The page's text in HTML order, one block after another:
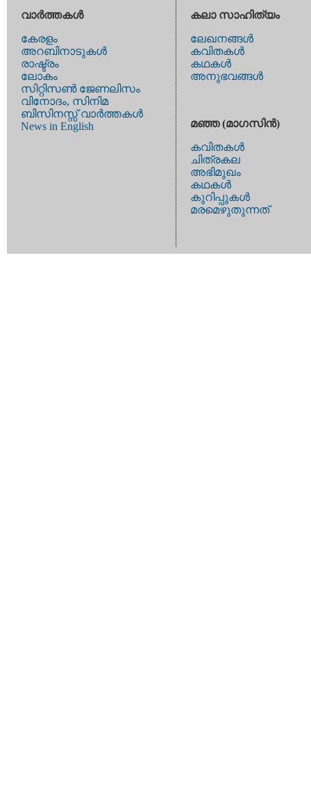
വാര്‍ത്തകള്‍
കേരളം
അറബിനാടുകള്‍
രാഷ്ട്രം
ലോകം
സിറ്റിസണ്‍ ജേണലിസം
വിനോദം, സിനിമ
ബിസിനസ്സ് വാര്‍ത്തകള്‍
News in English
കലാ സാഹിത്യം
ലേഖനങ്ങള്‍
കവിതകള്‍
കഥകള്‍
അനുഭവങ്ങള്‍
മഞ്ഞ (മാഗസിന്‍)
കവിതകള്‍
ചിത്രകല
അഭിമുഖം
കഥകള്‍
കുറിപ്പുകള്‍
മരമെഴുതുന്നത്